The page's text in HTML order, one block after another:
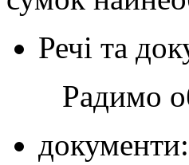
Речі та
Радимо